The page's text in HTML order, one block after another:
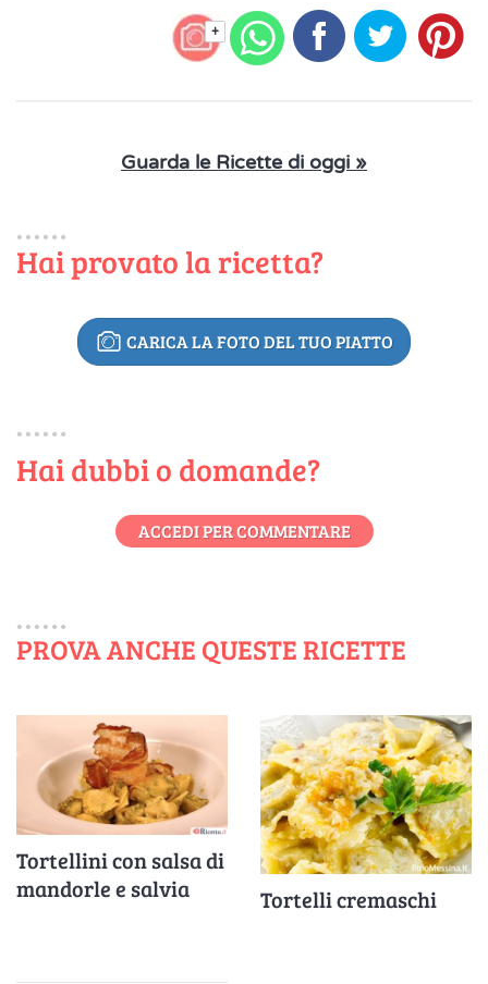
+
Guarda le Ricette di oggi »
Hai provato la ricetta?
CARICA LA FOTO DEL TUO PIATTO
Hai dubbi o domande?
ACCEDI PER COMMENTARE
PROVA ANCHE QUESTE RICETTE
Tortellini con salsa di
mandorle e salvia
Tortelli cremaschi